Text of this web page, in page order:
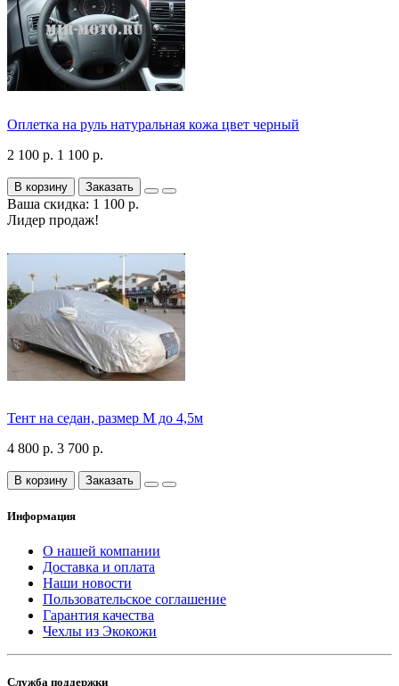
Оплетка на руль натуральная кожа цвет черный
2 100 р. 1 100 р.
В корзину Заказать
Ваша скидка: 1 100 р.
Лидер продаж!
Тент на седан, размер М до 4,5м
4 800 р. 3 700 р.
В корзину Заказать
Информация
О нашей компании
Доставка и оплата
Наши новости
Пользовательское соглашение
Гарантия качества
Чехлы из Экокожи
Служба поддержки